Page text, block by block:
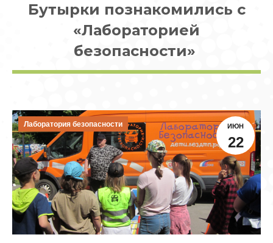
Бутырки познакомились с
«Лабораторией
безопасности»
ИЮН
22
Лаборатория безопасности